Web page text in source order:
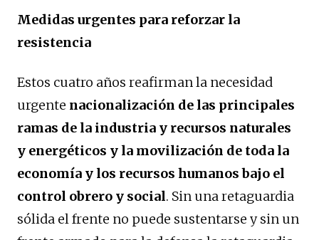
Medidas urgentes para reforzar la
resistencia
Estos cuatro años reafirman la necesidad
urgente nacionalización de las principales
ramas de la industria y recursos naturales
y energéticos y la movilización de toda la
economía y los recursos humanos bajo el
control obrero y social. Sin una retaguardia
sólida el frente no puede sustentarse y sin un